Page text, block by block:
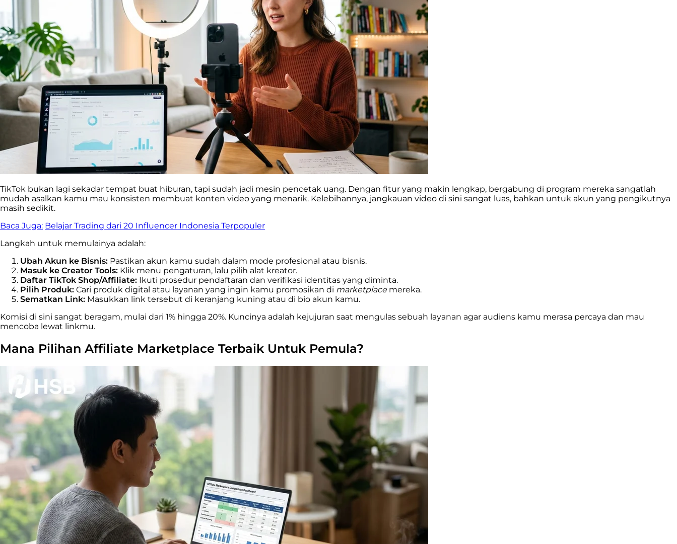
TikTok bukan lagi sekadar tempat buat hiburan, tapi sudah jadi mesin pencetak uang. Dengan fitur yang makin lengkap, bergabung di program mereka sangatlah
mudah asalkan kamu mau konsisten membuat konten video yang menarik. Kelebihannya, jangkauan video di sini sangat luas, bahkan untuk akun yang pengikutnya
masih sedikit.
Baca Juga: Belajar Trading dari 20 Influencer Indonesia Terpopuler
Langkah untuk memulainya adalah:
Ubah Akun ke Bisnis: Pastikan akun kamu sudah dalam mode profesional atau bisnis.
Masuk ke Creator Tools: Klik menu pengaturan, lalu pilih alat kreator.
Daftar TikTok Shop/Affiliate: Ikuti prosedur pendaftaran dan verifikasi identitas yang diminta.
Pilih Produk: Cari produk digital atau layanan yang ingin kamu promosikan di marketplacemereka.
Sematkan Link: Masukkan link tersebut di keranjang kuning atau di bio akun kamu.
Komisi di sini sangat beragam, mulai dari 1% hingga 20%. Kuncinya adalah kejujuran saat mengulas sebuah layanan agar audiens kamu merasa percaya dan mau
mencoba lewat linkmu.
Mana Pilihan Affiliate Marketplace Terbaik Untuk Pemula?